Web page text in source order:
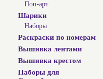
Поп-арт
Шарики
Наборы
Раскраски по номерам
Вышивка лентами
Вышивка крестом
Наборы для